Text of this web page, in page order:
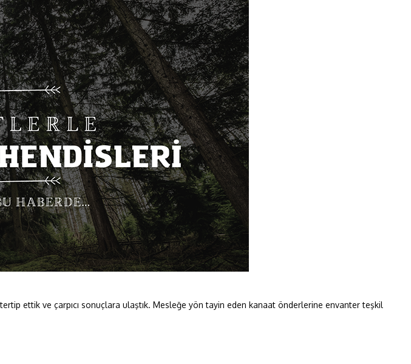
ettik ve çarpıcı sonuçlara ulaştık. Mesleğe yön tayin eden kanaat önderlerine envanter teşkil